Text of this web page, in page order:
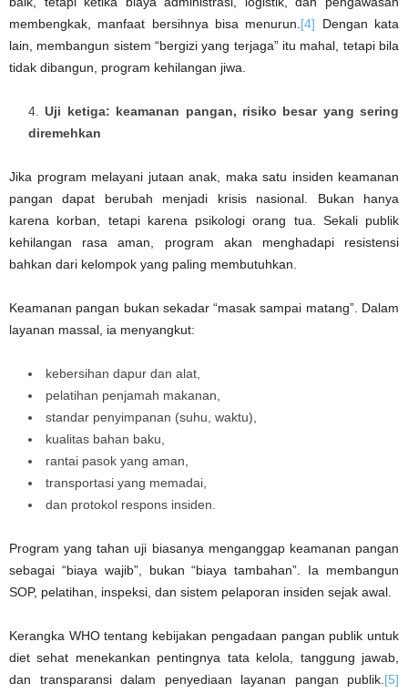
membengkak, manfaat bersihnya bisa menurun.[4] Dengan kata
lain, membangun sistem “bergizi yang terjaga” itu mahal, tetapi bila
tidak dibangun, program kehilangan jiwa.
Uji ketiga: keamanan pangan, risiko besar yang sering
diremehkan
Jika program melayani jutaan anak, maka satu insiden keamanan
pangan dapat berubah menjadi krisis nasional. Bukan hanya
karena korban, tetapi karena psikologi orang tua. Sekali publik
kehilangan rasa aman, program akan menghadapi resistensi
bahkan dari kelompok yang paling membutuhkan.
Keamanan pangan bukan sekadar “masak sampai matang”. Dalam
layanan massal, ia menyangkut:
kebersihan dapur dan alat,
pelatihan penjamah makanan,
standar penyimpanan (suhu, waktu),
kualitas bahan baku,
rantai pasok yang aman,
transportasi yang memadai,
dan protokol respons insiden.
Program yang tahan uji biasanya menganggap keamanan pangan
sebagai “biaya wajib”, bukan “biaya tambahan”. Ia membangun
SOP, pelatihan, inspeksi, dan sistem pelaporan insiden sejak awal.
Kerangka WHO tentang kebijakan pengadaan pangan publik untuk
diet sehat menekankan pentingnya tata kelola, tanggung jawab,
dan transparansi dalam penyediaan layanan pangan publik.[5]